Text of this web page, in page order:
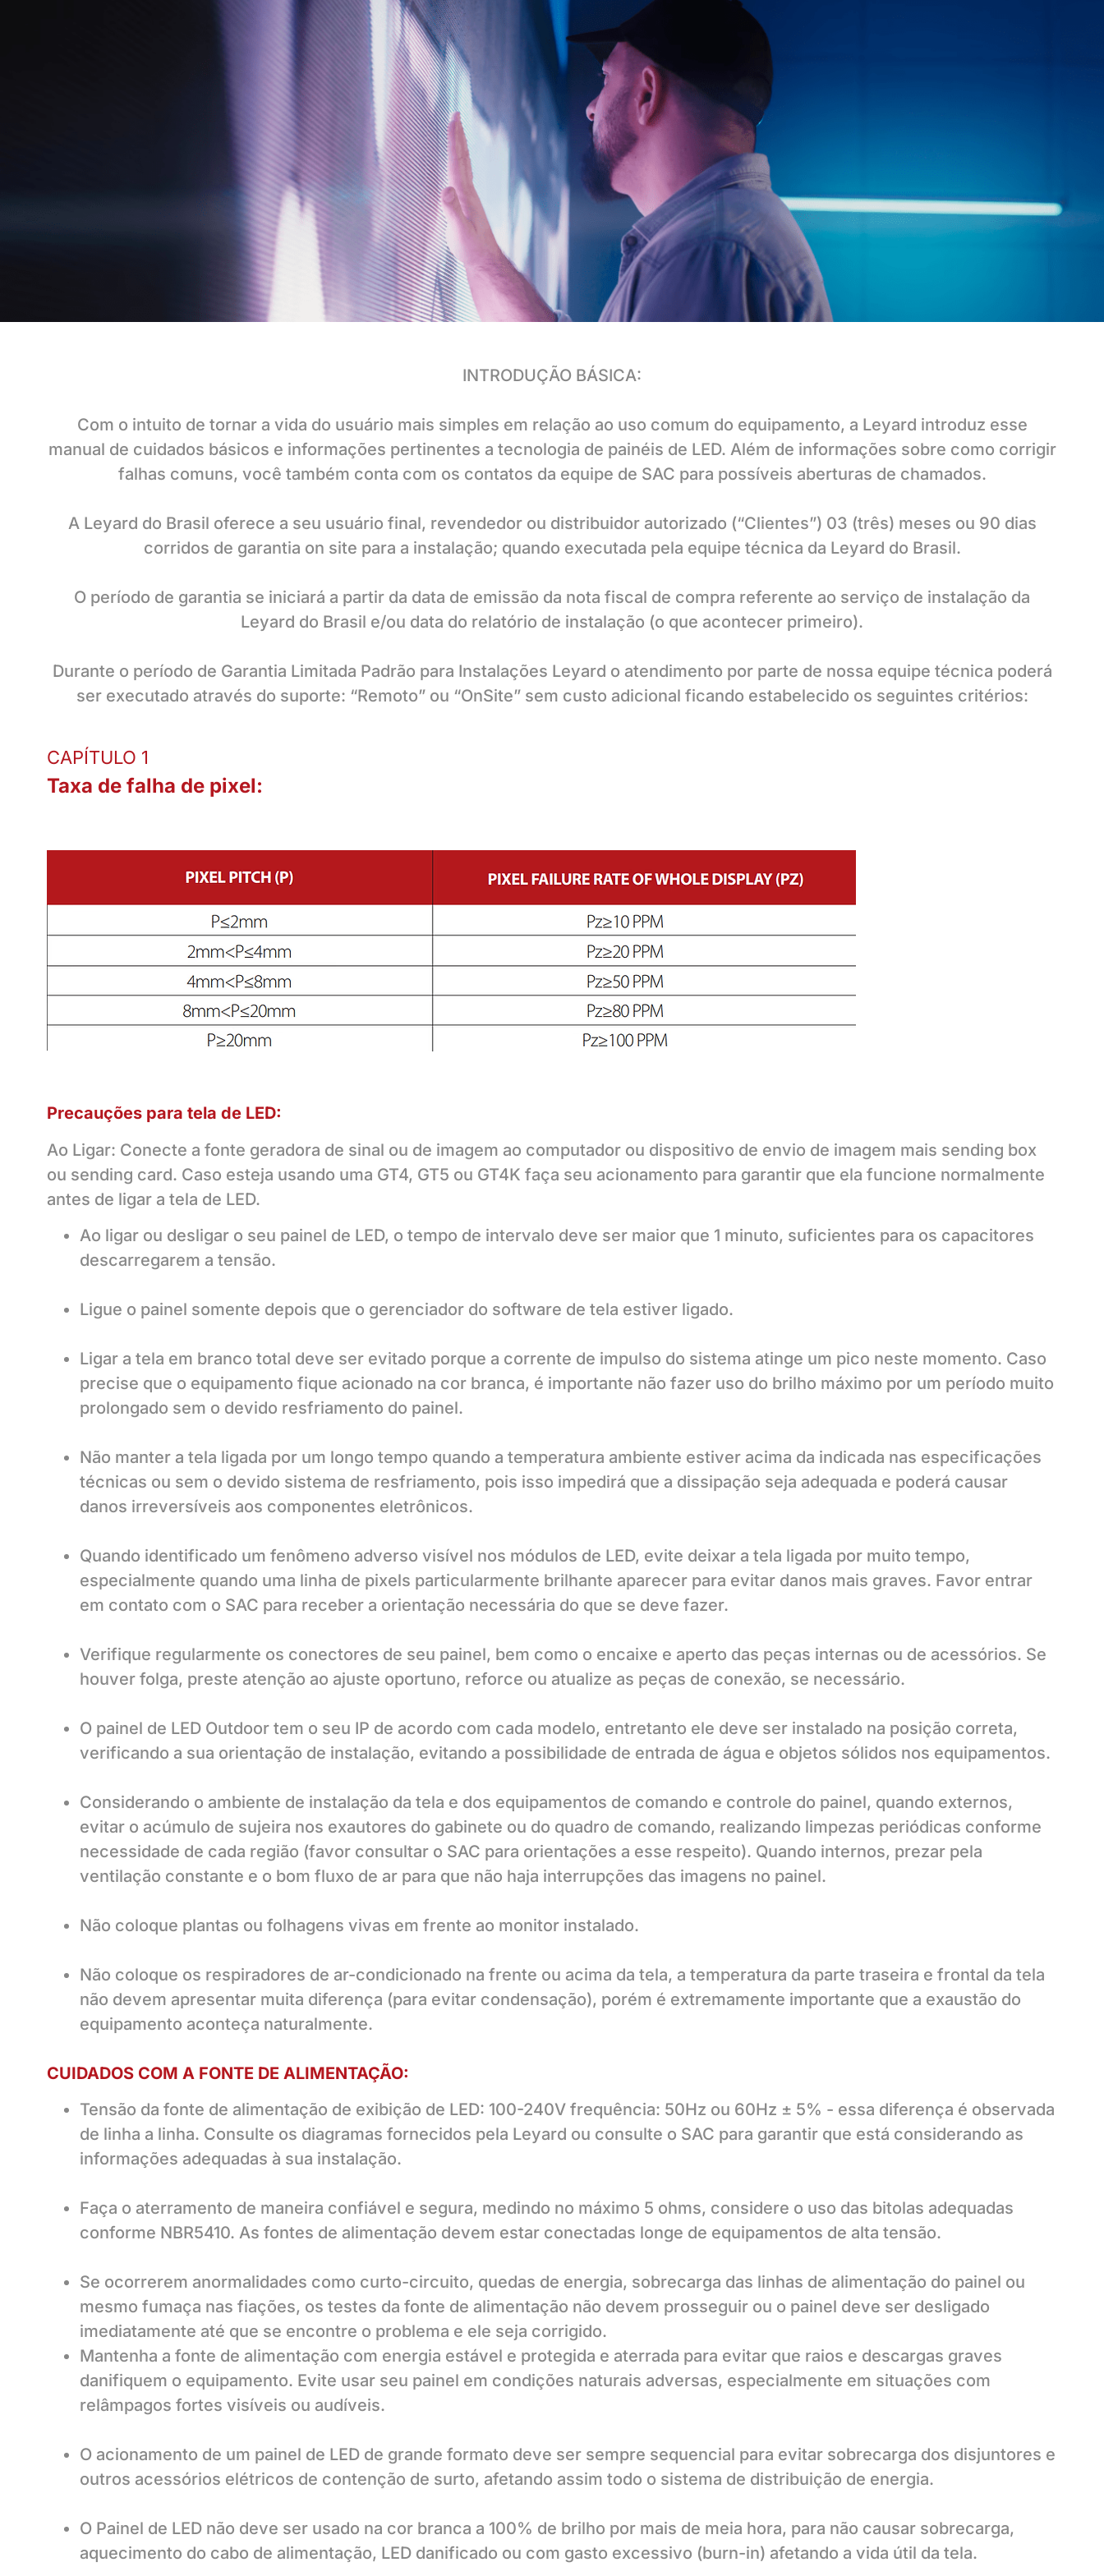
INTRODUÇÃO BÁSICA:
Com o intuito de tornar a vida do usuário mais simples em relação ao uso comum do equipamento, a Leyard introduz esse
manual de cuidados básicos e informações pertinentes a tecnologia de painéis de LED. Além de informações sobre como corrigir
falhas comuns, você também conta com os contatos da equipe de SAC para possíveis aberturas de chamados.
A Leyard do Brasil oferece a seu usuário final, revendedor ou distribuidor autorizado (“Clientes”) 03 (três) meses ou 90 dias
corridos de garantia on site para a instalação; quando executada pela equipe técnica da Leyard do Brasil.
O período de garantia se iniciará a partir da data de emissão da nota fiscal de compra referente ao serviço de instalação da
Leyard do Brasil e/ou data do relatório de instalação (o que acontecer primeiro).
Durante o período de Garantia Limitada Padrão para Instalações Leyard o atendimento por parte de nossa equipe técnica poderá
ser executado através do suporte: “Remoto” ou “OnSite” sem custo adicional ficando estabelecido os seguintes critérios:
CAPÍTULO 1
Taxa de falha de pixel:
Precauções para tela de LED:
Ao Ligar: Conecte a fonte geradora de sinal ou de imagem ao computador ou dispositivo de envio de imagem mais sending box
ou sending card. Caso esteja usando uma GT4, GT5 ou GT4K faça seu acionamento para garantir que ela funcione normalmente
antes de ligar a tela de LED.
Ao ligar ou desligar o seu painel de LED, o tempo de intervalo deve ser maior que 1 minuto, suficientes para os capacitores
descarregarem a tensão.
Ligue o painel somente depois que o gerenciador do software de tela estiver ligado.
Ligar a tela em branco total deve ser evitado porque a corrente de impulso do sistema atinge um pico neste momento. Caso
precise que o equipamento fique acionado na cor branca, é importante não fazer uso do brilho máximo por um período muito
prolongado sem o devido resfriamento do painel.
Não manter a tela ligada por um longo tempo quando a temperatura ambiente estiver acima da indicada nas especificações
técnicas ou sem o devido sistema de resfriamento, pois isso impedirá que a dissipação seja adequada e poderá causar
danos irreversíveis aos componentes eletrônicos.
Quando identificado um fenômeno adverso visível nos módulos de LED, evite deixar a tela ligada por muito tempo,
especialmente quando uma linha de pixels particularmente brilhante aparecer para evitar danos mais graves. Favor entrar
em contato com o SAC para receber a orientação necessária do que se deve fazer.
Verifique regularmente os conectores de seu painel, bem como o encaixe e aperto das peças internas ou de acessórios. Se
houver folga, preste atenção ao ajuste oportuno, reforce ou atualize as peças de conexão, se necessário.
O painel de LED Outdoor tem o seu IP de acordo com cada modelo, entretanto ele deve ser instalado na posição correta,
verificando a sua orientação de instalação, evitando a possibilidade de entrada de água e objetos sólidos nos equipamentos.
Considerando o ambiente de instalação da tela e dos equipamentos de comando e controle do painel, quando externos,
evitar o acúmulo de sujeira nos exautores do gabinete ou do quadro de comando, realizando limpezas periódicas conforme
necessidade de cada região (favor consultar o SAC para orientações a esse respeito). Quando internos, prezar pela
ventilação constante e o bom fluxo de ar para que não haja interrupções das imagens no painel.
Não coloque plantas ou folhagens vivas em frente ao monitor instalado.
Não coloque os respiradores de ar-condicionado na frente ou acima da tela, a temperatura da parte traseira e frontal da tela
não devem apresentar muita diferença (para evitar condensação), porém é extremamente importante que a exaustão do
equipamento aconteça naturalmente.
CUIDADOS COM A FONTE DE ALIMENTAÇÃO:
Tensão da fonte de alimentação de exibição de LED: 100-240V frequência: 50Hz ou 60Hz ± 5% - essa diferença é observada
de linha a linha. Consulte os diagramas fornecidos pela Leyard ou consulte o SAC para garantir que está considerando as
informações adequadas à sua instalação.
Faça o aterramento de maneira confiável e segura, medindo no máximo 5 ohms, considere o uso das bitolas adequadas
conforme NBR5410. As fontes de alimentação devem estar conectadas longe de equipamentos de alta tensão.
Se ocorrerem anormalidades como curto-circuito, quedas de energia, sobrecarga das linhas de alimentação do painel ou
mesmo fumaça nas fiações, os testes da fonte de alimentação não devem prosseguir ou o painel deve ser desligado
imediatamente até que se encontre o problema e ele seja corrigido.
Mantenha a fonte de alimentação com energia estável e protegida e aterrada para evitar que raios e descargas graves
danifiquem o equipamento. Evite usar seu painel em condições naturais adversas, especialmente em situações com
relâmpagos fortes visíveis ou audíveis.
O acionamento de um painel de LED de grande formato deve ser sempre sequencial para evitar sobrecarga dos disjuntores e
outros acessórios elétricos de contenção de surto, afetando assim todo o sistema de distribuição de energia.
O Painel de LED não deve ser usado na cor branca a 100% de brilho por mais de meia hora, para não causar sobrecarga,
aquecimento do cabo de alimentação, LED danificado ou com gasto excessivo (burn-in) afetando a vida útil da tela.